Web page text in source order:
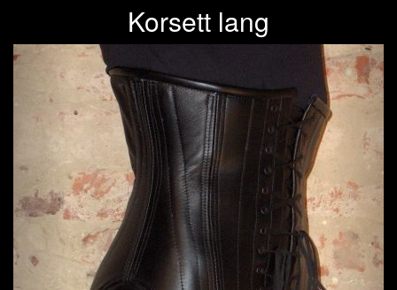
Korsett lang
Previous Next